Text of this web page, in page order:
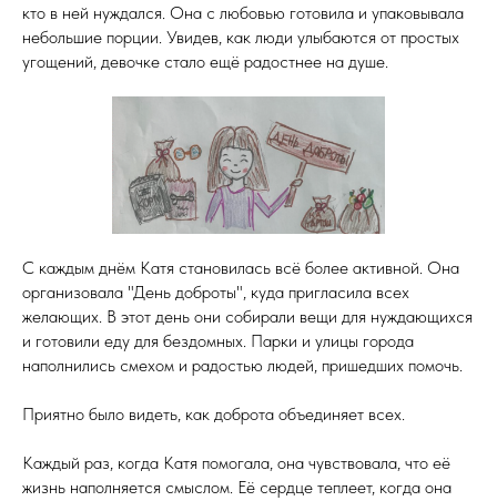
кто в ней нуждался. Она с любовью готовила и упаковывала
небольшие порции. Увидев, как люди улыбаются от простых
угощений, девочке стало ещё радостнее на душе.
С каждым днём Катя становилась всё более активной. Она
организовала "День доброты", куда пригласила всех
желающих. В этот день они собирали вещи для нуждающихся
и готовили еду для бездомных. Парки и улицы города
наполнились смехом и радостью людей, пришедших помочь.
Приятно было видеть, как доброта объединяет всех.
Каждый раз, когда Катя помогала, она чувствовала, что её
жизнь наполняется смыслом. Её сердце теплеет, когда она